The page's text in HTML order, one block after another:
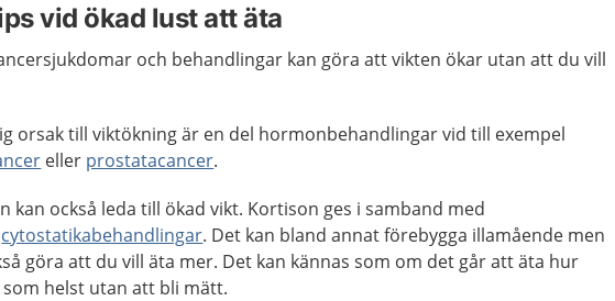
vid ökad lust att äta
och behandlingar kan göra att vikten ökar utan att du vill
orsak till viktökning är en del hormonbehandlingar vid till exempel
eller prostatacancer.
kan också leda till ökad vikt. Kortison ges i samband med
cytostatikabehandlingar. Det kan bland annat förebygga illamående men
göra att du vill äta mer. Det kan kännas som om det går att äta hur
som helst utan att bli mätt.